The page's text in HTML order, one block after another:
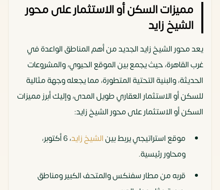
مميزات السكن أو الاستثمار على محور
الشيخ زايد
يعد محور الشيخ زايد الجديد من أهم المناطق الواعدة في
غرب القاهرة، حيث يجمع بين الموقع الحيوي، والمشروعات
الحديثة، والبنية التحتية المتطورة، مما يجعله وجهة مثالية
للسكن أو الاستثمار العقاري طويل المدى، وإليك أبرز مميزات
السكن أو الاستثمار على محور الشيخ زايد:
موقع استراتيجي يربط بينالشيخ زايد
، 6 أكتوبر،
ومحاور رئيسية.
قربه من مطار سفنكس والمتحف الكبير ومناطق